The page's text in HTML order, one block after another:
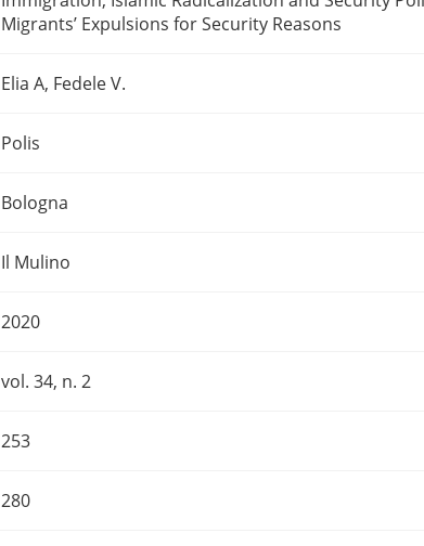
Migrants’ Expulsions for Security Reasons
Elia A, Fedele V.
Polis
Bologna
Il Mulino
2020
vol. 34, n. 2
253
280